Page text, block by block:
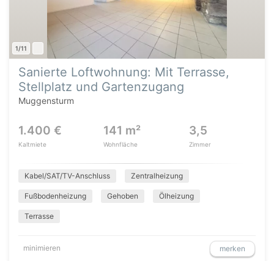
1/11
Sanierte Loftwohnung: Mit Terrasse,
Stellplatz und Gartenzugang
Muggensturm
1.400 €
Kaltmiete
141 m²
Wohnfläche
3,5
Zimmer
Kabel/SAT/TV-Anschluss Zentralheizung
Fußbodenheizung Gehoben Ölheizung
Terrasse
minimieren merken